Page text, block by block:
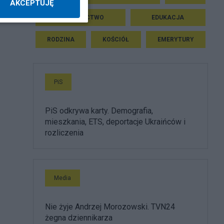
SĄDOWNICTWO EDUKACJA
RODZINA KOŚCIÓŁ EMERYTURY
PiS
PiS odkrywa karty. Demografia,
mieszkania, ETS, deportacje Ukraińców i
rozliczenia
Media
Nie żyje Andrzej Morozowski. TVN24
żegna dziennikarza
AKCEPTUJĘ